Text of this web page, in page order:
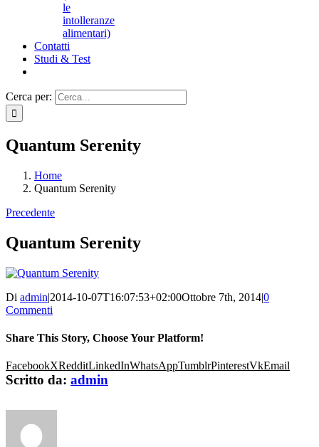
le
intolleranze
alimentari)
Contatti
Studi & Test
Cerca per:
Quantum Serenity
Home
Quantum Serenity
Precedente
Quantum Serenity
Di admin|2014-10-07T16:07:53+02:00Ottobre 7th, 2014|0
Commenti
Share This Story, Choose Your Platform!
FacebookXRedditLinkedInWhatsAppTumblrPinterestVkEmail
Scritto da: admin